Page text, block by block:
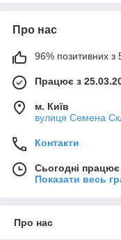
Про нас
96% позитивних з
Працює з
м. Київ
вулиця Семена
Контакти
Сьогодні
Показати весь
Про нас